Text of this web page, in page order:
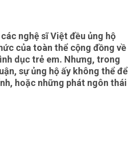
nghệ sĩ Việt đều ủng hộ
của toàn thể cộng đồng về
dục trẻ em. Nhưng, trong
sự ủng hộ ấy không thể để
hoặc những phát ngôn thái